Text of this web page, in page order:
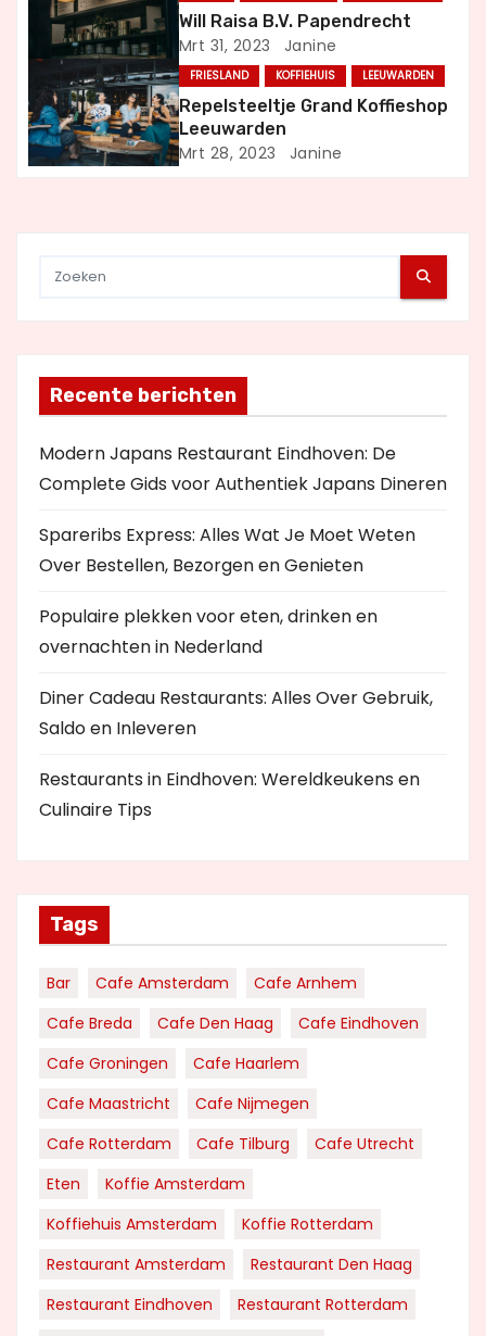
g
a
t
Will Raisa B.V. Papendrecht
Mrt 31, 2023 Janine
FRIESLAND KOFFIEHUIS LEEUWARDEN
Repelsteeltje Grand Koffieshop
Leeuwarden
Mrt 28, 2023 Janine
Recente berichten
Modern Japans Restaurant Eindhoven: De
Complete Gids voor Authentiek Japans Dineren
Spareribs Express: Alles Wat Je Moet Weten
Over Bestellen, Bezorgen en Genieten
Populaire plekken voor eten, drinken en
overnachten in Nederland
Diner Cadeau Restaurants: Alles Over Gebruik,
Saldo en Inleveren
Restaurants in Eindhoven: Wereldkeukens en
Culinaire Tips
Tags
Bar Cafe Amsterdam
Cafe Arnhem
Cafe Breda
Cafe Den Haag
Cafe Eindhoven
Cafe Groningen
Cafe Haarlem
Cafe Maastricht
Cafe Nijmegen
Cafe Rotterdam
Cafe Tilburg
Cafe Utrecht
Eten
Koffie Amsterdam
Koffiehuis Amsterdam
Koffie Rotterdam
Restaurant Amsterdam
Restaurant Den Haag
Restaurant Eindhoven
Restaurant Rotterdam